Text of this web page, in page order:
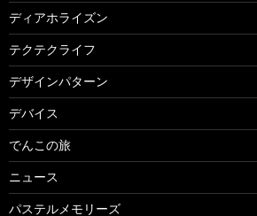
ディアホライズン
テクテクライフ
デザインパターン
デバイス
でんこの旅
ニュース
パステルメモリーズ